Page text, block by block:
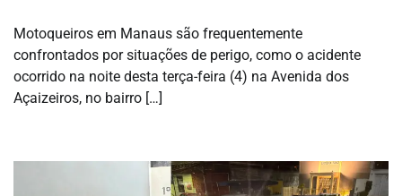
Motoqueiros em Manaus são frequentemente
confrontados por situações de perigo, como o acidente
ocorrido na noite desta terça-feira (4) na Avenida dos
Açaizeiros, no bairro […]